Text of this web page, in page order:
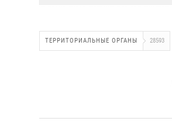
ТЕРРИТОРИАЛЬНЫЕ ОРГАНЫ 28593